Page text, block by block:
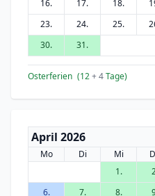
16.
17. 18.
23.
24. 25.
30.
31.
Osterferien (12+ 4Tage)
April 2026
Mo Di Mi
1.
6.
7. 8.